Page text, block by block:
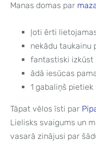
Manas domas par
ļoti ērti
nekādu taukainu
fantastiski izkūst
ādā iesūcas
1 gabaliņš
Tāpat vēlos īsti par
Lielisks svaigums un
vasarā zinājusi par